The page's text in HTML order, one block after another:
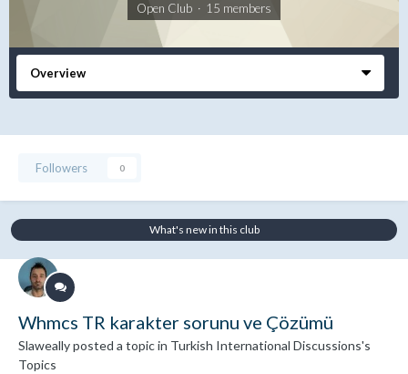
Open Club · 15 members
Overview
Followers 0
What's new in this club
Whmcs TR karakter sorunu ve Çözümü
Slaweallyposted a topic in Turkish International Discussions's
Topics